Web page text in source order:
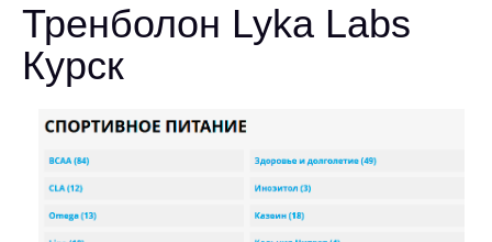
Тренболон Lyka Labs
Курск